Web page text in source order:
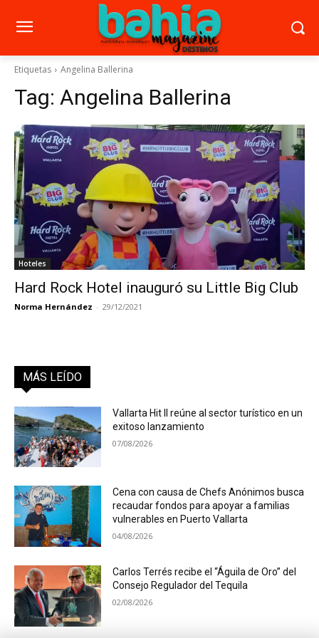
Etiquetas Angelina Ballerina
Tag: Angelina Ballerina
Hoteles
Hard Rock Hotel inauguró su Little Big Club
Norma Hernández - 29/12/2021
MÁS LEÍDO
Vallarta Hit II reúne al sector turístico en un
exitoso lanzamiento
07/08/2026
Cena con causa de Chefs Anónimos busca
recaudar fondos para apoyar a familias
vulnerables en Puerto Vallarta
04/08/2026
Carlos Terrés recibe el “Águila de Oro” del
Consejo Regulador del Tequila
02/08/2026